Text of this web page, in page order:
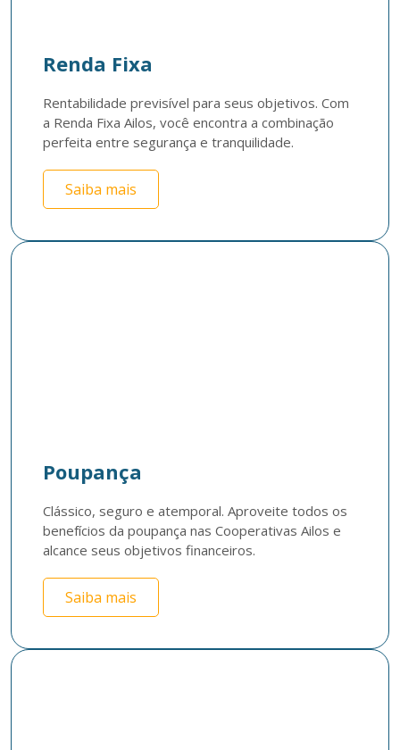
Renda Fixa
Rentabilidade previsível para seus objetivos. Com
a Renda Fixa Ailos, você encontra a combinação
perfeita entre segurança e tranquilidade.
Saiba mais
Poupança
Clássico, seguro e atemporal. Aproveite todos os
benefícios da poupança nas Cooperativas Ailos e
alcance seus objetivos financeiros.
Saiba mais